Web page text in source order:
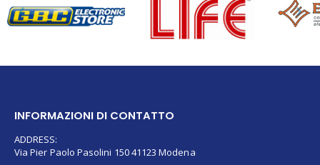
INFORMAZIONI DI CONTATTO
ADDRESS:
Via Pier Paolo Pasolini 150 41123 Modena